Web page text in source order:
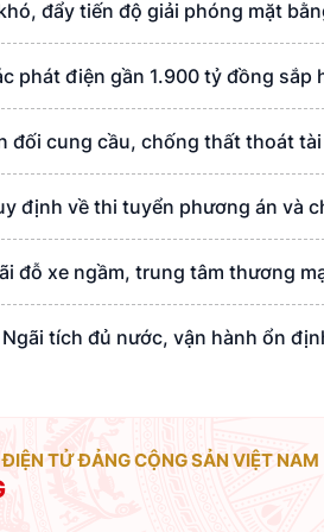
đẩy tiến độ giải phóng mặt
phát điện gần 1.900 tỷ đồng sắp
đối cung cầu, chống thất thoát
định về thi tuyển phương án và
đỗ xe ngầm, trung tâm thương
tích đủ nước, vận hành ổn
TỬ ĐẢNG CỘNG SẢN VIỆT NAM